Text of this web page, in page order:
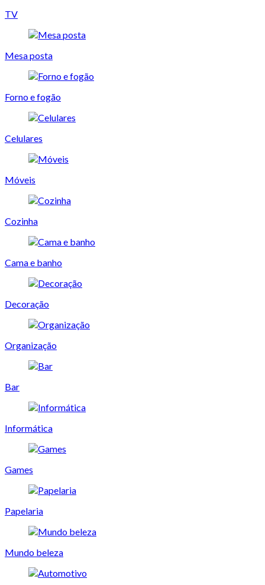
TV
Mesa posta
Forno e fogão
Celulares
Móveis
Cozinha
Cama e banho
Decoração
Organização
Bar
Informática
Games
Papelaria
Mundo beleza